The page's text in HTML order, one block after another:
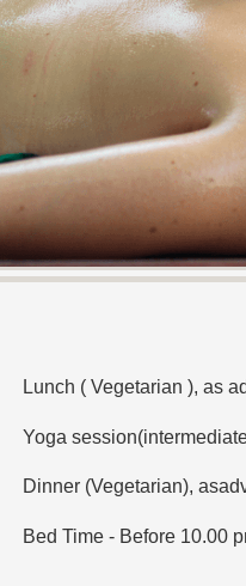
Lunch ( Vegetarian ), as
Yoga
Dinner (Vegetarian),
Bed Time - Before 10.00